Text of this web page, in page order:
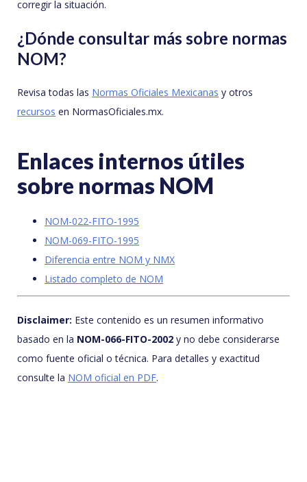
corregir la situación.
¿Dónde consultar más sobre normas
NOM?
Revisa todas las Normas Oficiales Mexicanas y otros
recursos en NormasOficiales.mx.
Enlaces internos útiles
sobre normas NOM
NOM-022-FITO-1995
NOM-069-FITO-1995
Diferencia entre NOM y NMX
Listado completo de NOM
Disclaimer: Este contenido es un resumen informativo
basado en la NOM-066-FITO-2002 y no debe considerarse
como fuente oficial o técnica. Para detalles y exactitud
consulte la NOM oficial en PDF.